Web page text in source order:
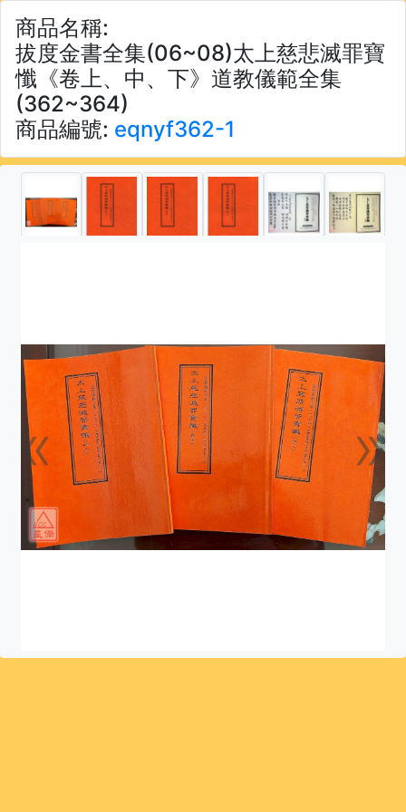
商品名稱:
拔度金書全集(06~08)太上慈悲滅罪寶
懺《卷上、中、下》道教儀範全集
(362~364)
商品編號: eqnyf362-1
«
上一張 »下一